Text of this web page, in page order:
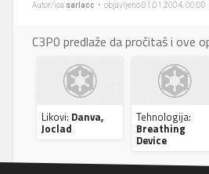
Autor/ica sarlacc • objavljeno 01.01.2004,
C3P0 predlaže da pročitaš i ove
Likovi: Danva,
Joclad
Tehnologija:
Breathing
Device